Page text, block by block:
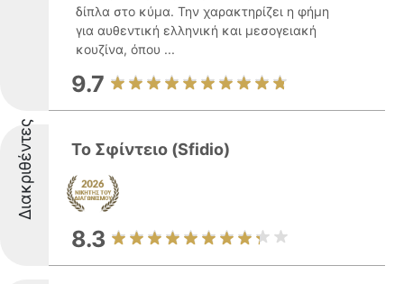
δίπλα στο κύμα. Την χαρακτηρίζει η φήμη
για αυθεντική ελληνική και μεσογειακή
κουζίνα, όπου ...
9.7
Διακριθέντες Το Σφίντειο (Sfidio)
8.3